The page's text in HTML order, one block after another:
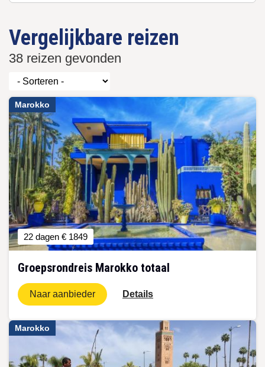
Vergelijkbare reizen
38 reizen gevonden
Marokko
22 dagen € 1849
Groepsrondreis Marokko totaal
Naar aanbieder Details
Marokko